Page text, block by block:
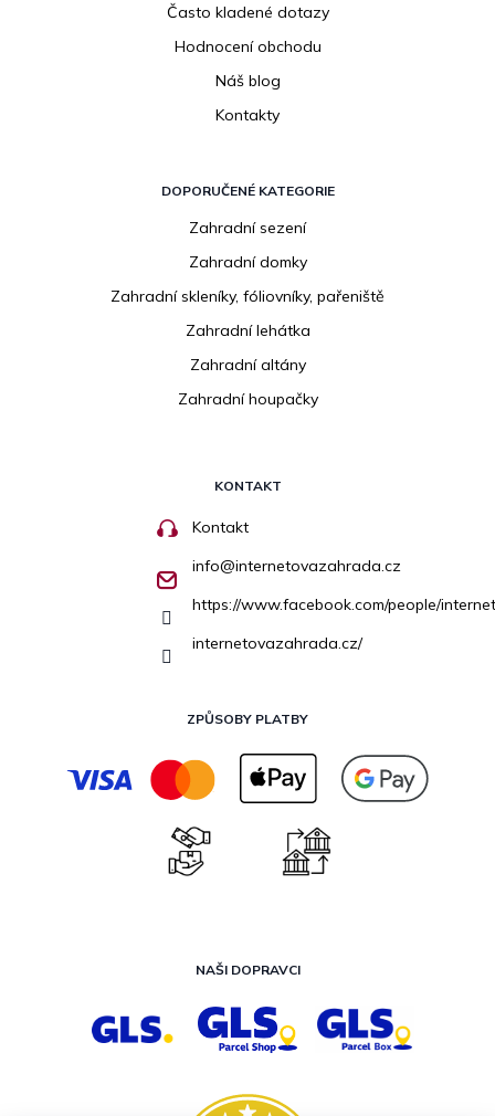
Často kladené dotazy
Hodnocení obchodu
Náš blog
Kontakty
DOPORUČENÉ KATEGORIE
Zahradní sezení
Zahradní domky
Zahradní skleníky, fóliovníky, pařeniště
Zahradní lehátka
Zahradní altány
Zahradní houpačky
KONTAKT
Kontakt
info@internetovazahrada.cz
https://www.facebook.com/people/
internetovazahrada.cz/
ZPŮSOBY PLATBY
NAŠI DOPRAVCI